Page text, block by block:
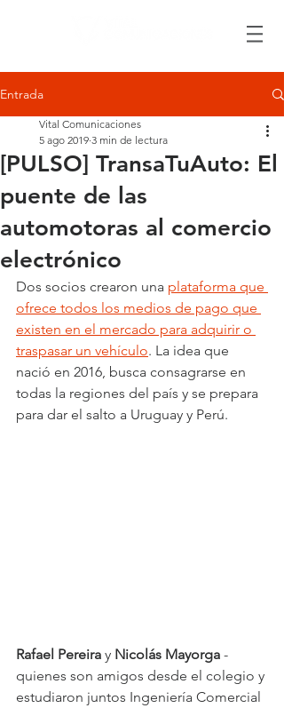
Entrada
[PULSO] TransaTuAuto: El
puente de las
automotoras al comercio
electrónico
Vital Comunicaciones
5 ago 2019 3 min de lectura
Dos socios crearon una plataforma que
ofrece todos los medios de pago que
existen en el mercado para adquirir o
traspasar un vehículo. La idea que
nació en 2016, busca consagrarse en
todas la regiones del país y se prepara
para dar el salto a Uruguay y Perú.
Rafael Pereira y Nicolás Mayorga -
quienes son amigos desde el colegio y
estudiaron juntos Ingeniería Comercial